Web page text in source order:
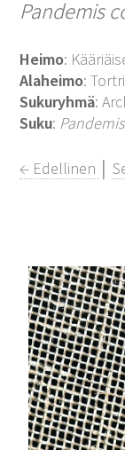
Pandemis
Heimo:
Alaheimo:
Sukuryhmä:
Suku: Pandemis
← Edellinen │